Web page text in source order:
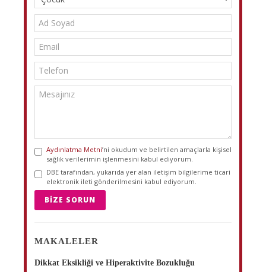
Aydınlatma Metni’ni okudum ve belirtilen amaçlarla kişisel
sağlık verilerimin işlenmesini kabul ediyorum.
DBE tarafından, yukarıda yer alan iletişim bilgilerime ticari
elektronik ileti gönderilmesini kabul ediyorum.
BIZE SORUN
MAKALELER
Dikkat Eksikliği ve Hiperaktivite Bozukluğu